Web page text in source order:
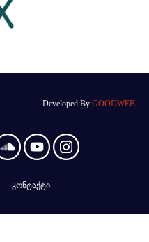
Developed By GOODWEB
კონტაქტი